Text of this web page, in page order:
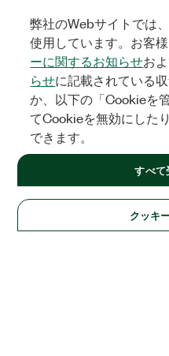
弊社のWebサイトでは
使用しています。お客
ーに関するお知らせお
らせに記載されている
か、以下の「Cookieを
てCookieを無効にした
できます。
クッキ
すべて